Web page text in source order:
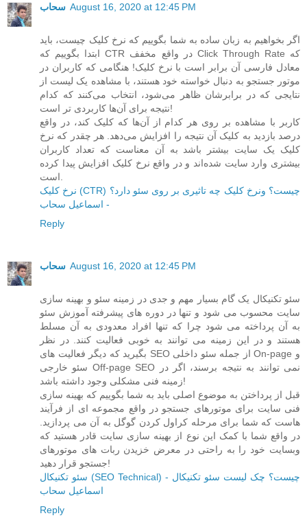
سحاب August 16, 2020 at 12:45 PM
اگر بخواهیم به زبان ساده به شما بگوییم که نرخ کلیک چیست، باید
ابتدا بگوییم که CTR در واقع مخفف Click Through Rate که
معادل فارسی آن برابر است با نرخ کلیک! هنگامی که کاربران در
موتور جستجو به دنبال خواسته خود هستند، با مشاهده یک لیست از
نتایجی که در برابرشان ظاهر می‌شود، انتخاب می‌کنند که کدام
نتیجه برای آن‌ها کاربردی تر است!
کاربر با مشاهده بر روی هر کدام از آن‌ها که کلیک کند، در واقع
درصد بازدید به کلیک آن نتیجه را افزایش می‌دهد. هر چقدر که نرخ
کلیک یک سایت بیشتر باشد به آن معناست که تعداد کاربران
بیشتری وارد سایت شده‌اند و در واقع نرخ کلیک افزایش پیدا کرده
نرخ کلیک (CTR) چیست؟ ونرخ کلیک چه تاثیری بر روی سئو دارد؟
- اسماعیل سحاب
Reply
سحاب August 16, 2020 at 12:45 PM
سئو تکنیکال یک گام بسیار مهم و جدی در زمینه سئو و بهینه سازی
سایت محسوب می شود و تنها در دوره های پیشرفته آموزش سئو
به آن پرداخته می شود چرا که تنها افراد معدودی به آن مسلط
هستند و در این زمینه می توانند به خوبی فعالیت کنند. در نظر
بگیرید که دیگر فعالیت های SEO از جمله سئو داخلی On-page و
سئو خارجی Off-page SEO نمی توانند به نتیجه برسند، اگر در
زمینه فنی مشکلی وجود داشته باشد!
قبل از پرداختن به موضوع اصلی باید به شما بگوییم که بهینه سازی
فنی سایت برای موتورهای جستجو در واقع مجموعه ای از فرآیند
هاست که شما برای مرحله کراول کردن گوگل به آن می پردازید.
در واقع شما با کمک این نوع از بهینه سازی سایت قادر هستید که
وبسایت خود را به راحتی در معرض خزیدن ربات های موتورهای
جستجو قرار دهید!
سئو تکنیکال (SEO Technical) چیست؟ چک لیست سئو تکنیکال -
اسماعیل سحاب
Reply